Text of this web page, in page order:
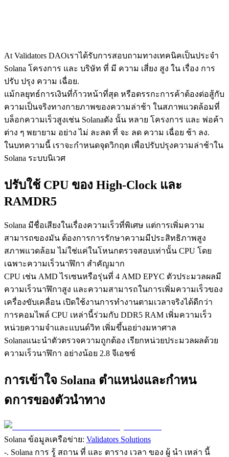
At Validators DAOเราได้รับการสอบถามทางเทคนิคเป็นประจํา
Solana โครงการ และ บริษัท ที่ มี ความ เสี่ยง สูง ใน เรื่อง การ
ปรับ ปรุง ความ เฉื่อย.
แม้กลยุทธ์การเงินที่ก้าวหน้าที่สุด หรือตรรกะการค้าต้องต่อสู้กับ
ความเป็นจริงทางกายภาพของความล่าช้า ในสภาพแวดล้อมที่
บล็อกความเร็วสูงเช่น Solanaดัง นั้น หลาย โครงการ และ พ่อค้า
ต่าง ๆ พยายาม อย่าง ไม่ ละลด ที่ จะ ลด ความ เฉื่อย ช้า ลง.
ในบทความนี้ เราจะกําหนดจุดวิกฤต เพื่อปรับปรุงความล่าช้าใน
Solana ระบบนิเวศ
ปรับใช้ CPU ของ High-Clock และ
RAMDR5
Solana มีชื่อเสียงในเรื่องความเร็วที่พิเศษ แต่การเพิ่มความ
สามารถของมัน ต้องการการรักษาความมีประสิทธิภาพสูง
สภาพแวดล้อม ไม่ใช่แค่ในโหนกตรวจสอบเท่านั้น CPU โดย
เฉพาะความเร็วนาฬิกา สําคัญมาก
CPU เช่น AMD ไรเซนหรือรุ่นที่ 4 AMD EPYC ตัวประมวลผลมี
ความเร็วนาฬิกาสูง และความสามารถในการเพิ่มความเร็วของ
เครื่องขับเคลื่อน เปิดใช้งานการทํางานตามเวลาจริงได้ดีกว่า
การคอมไพล์ CPU เหล่านี้ร่วมกับ DDR5 RAM เพิ่มความเร็ว
หน่วยความจําและแบนด์วิท เพิ่มขึ้นอย่างมหาศาล
Solanaแนะนําตัวตรวจความถูกต้อง เรียกหน่วยประมวลผลด้วย
ความเร็วนาฬิกา อย่างน้อย 2.8 จีเอชซ์
การเข้าใจ Solana ตําแหน่งและกําหน
ดการของตัวนําทาง
Solana ข้อมูลเครือข่าย: Validators Solutions
-. Solana การ รู้ สถาน ที่ และ ตาราง เวลา ของ ผู้ นํา เหล่า นี้